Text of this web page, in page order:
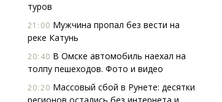
туров
21:00 Мужчина пропал без вести на
реке Катунь
20:40 В Омске автомобиль наехал на
толпу пешеходов. Фото и видео
20:20 Массовый сбой в Рунете: десятки